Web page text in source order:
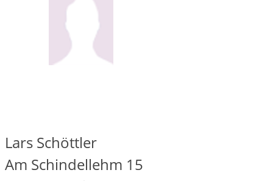
Lars Schöttler
Am Schindellehm 15